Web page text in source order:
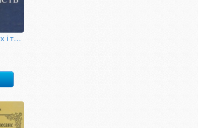
Іван Дзюба: Дух і творчість: літературний портрет